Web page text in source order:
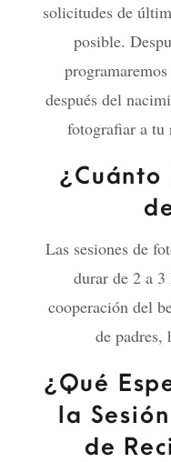
solicitudes de
posible.
después del
fotografiar a tu
¿Cuánto
Las sesiones de
durar de 2 a 3
cooperación del
de padres,
¿Qué
la
de